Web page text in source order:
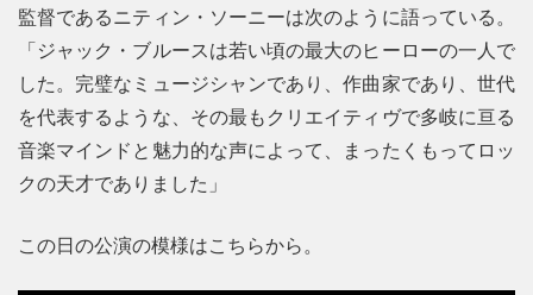
監督であるニティン・ソーニーは次のように語っている。
「ジャック・ブルースは若い頃の最大のヒーローの一人で
した。完璧なミュージシャンであり、作曲家であり、世代
を代表するような、その最もクリエイティヴで多岐に亘る
音楽マインドと魅力的な声によって、まったくもってロッ
クの天才でありました」
この日の公演の模様はこちらから。